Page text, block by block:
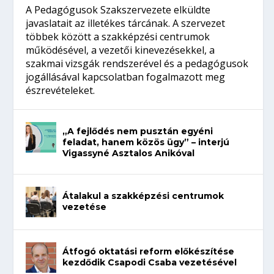
A Pedagógusok Szakszervezete elküldte
javaslatait az illetékes tárcának. A szervezet
többek között a szakképzési centrumok
működésével, a vezetői kinevezésekkel, a
szakmai vizsgák rendszerével és a pedagógusok
jogállásával kapcsolatban fogalmazott meg
észrevételeket.
„A fejlődés nem pusztán egyéni
feladat, hanem közös ügy” – interjú
Vigassyné Asztalos Anikóval
Átalakul a szakképzési centrumok
vezetése
Átfogó oktatási reform előkészítése
kezdődik Csapodi Csaba vezetésével